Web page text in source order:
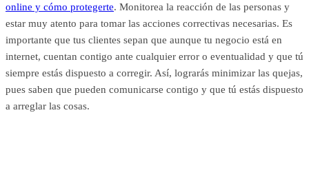
online y cómo protegerte. Monitorea la reacción de las personas y
estar muy atento para tomar las acciones correctivas necesarias. Es
importante que tus clientes sepan que aunque tu negocio está en
internet, cuentan contigo ante cualquier error o eventualidad y que tú
siempre estás dispuesto a corregir. Así, lograrás minimizar las quejas,
pues saben que pueden comunicarse contigo y que tú estás dispuesto
a arreglar las cosas.